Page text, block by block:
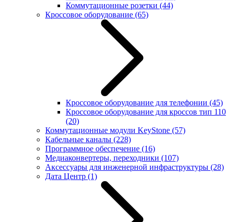
Коммутационные розетки (44)
Кроссовое оборудование (65)
Кроссовое оборудование для телефонии (45)
Кроссовое оборудование для кроссов тип 110
(20)
Коммутационные модули KeyStone (57)
Кабельные каналы (228)
Программное обеспечение (16)
Медиаконвертеры, переходники (107)
Аксессуары для инженерной инфраструктуры (28)
Дата Центр (1)